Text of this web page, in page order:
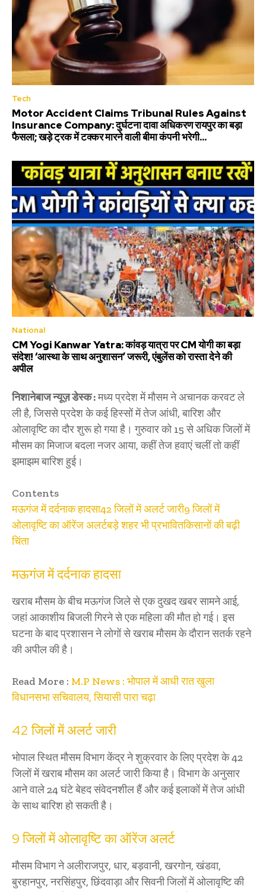
Tech
Motor Accident Claims Tribunal Rules Against
Insurance Company: दुर्घटना दावा अधिकरण रायपुर का बड़ा
फैसला; खड़े ट्रक में टक्कर मारने वाली बीमा कंपनी भरेगी...
National
CM Yogi Kanwar Yatra: कांवड़ यात्रा पर CM योगी का बड़ा
संदेश! ‘आस्था के साथ अनुशासन’ जरूरी, एंबुलेंस को रास्ता देने की
अपील
निशानेबाज न्यूज़ डेस्क :मध्य प्रदेश में मौसम ने अचानक करवट ले
ली है, जिससे प्रदेश के कई हिस्सों में तेज आंधी, बारिश और
ओलावृष्टि का दौर शुरू हो गया है। गुरुवार को 15 से अधिक जिलों में
मौसम का मिजाज बदला नजर आया, कहीं तेज हवाएं चलीं तो कहीं
झमाझम बारिश हुई।
Contents
मऊगंज में दर्दनाक हादसा42 जिलों में अलर्ट जारी9 जिलों में
ओलावृष्टि का ऑरेंज अलर्टबड़े शहर भी प्रभावितकिसानों की बढ़ी
चिंता
मऊगंज में दर्दनाक हादसा
खराब मौसम के बीच मऊगंज जिले से एक दुखद खबर सामने आई,
जहां आकाशीय बिजली गिरने से एक महिला की मौत हो गई। इस
घटना के बाद प्रशासन ने लोगों से खराब मौसम के दौरान सतर्क रहने
की अपील की है।
Read More : M.P News : भोपाल में आधी रात खुला
विधानसभा सचिवालय, सियासी पारा चढ़ा
42 जिलों में अलर्ट जारी
भोपाल स्थित मौसम विभाग केंद्र ने शुक्रवार के लिए प्रदेश के 42
जिलों में खराब मौसम का अलर्ट जारी किया है। विभाग के अनुसार
आने वाले 24 घंटे बेहद संवेदनशील हैं और कई इलाकों में तेज आंधी
के साथ बारिश हो सकती है।
9 जिलों में ओलावृष्टि का ऑरेंज अलर्ट
मौसम विभाग ने अलीराजपुर, धार, बड़वानी, खरगोन, खंडवा,
बुरहानपुर, नरसिंहपुर, छिंदवाड़ा और सिवनी जिलों में ओलावृष्टि की